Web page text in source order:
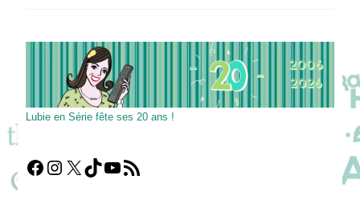
De
La
Grande
Catherine
!
Lubie en Série fête ses 20 ans !
Facebook
Instagram
X TikTokYouTube
Flux RSS